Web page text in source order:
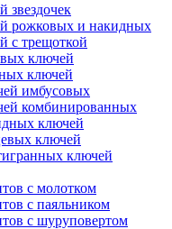
звездочек
рожковых и накидных
с трещоткой
ключей
ключей
имбусовых
комбинированных
ключей
ключей
ключей
с молотком
с паяльником
с шуруповертом